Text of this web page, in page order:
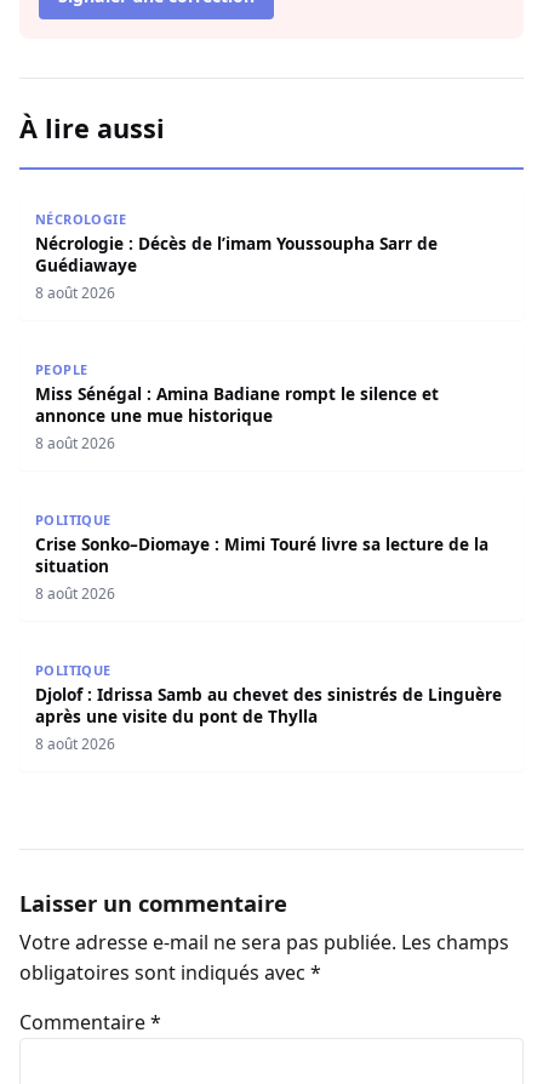
À lire aussi
NÉCROLOGIE
Nécrologie : Décès de l’imam Youssoupha Sarr de
Guédiawaye
8 août 2026
PEOPLE
Miss Sénégal : Amina Badiane rompt le silence et
annonce une mue historique
8 août 2026
POLITIQUE
Crise Sonko–Diomaye : Mimi Touré livre sa lecture de la
situation
8 août 2026
POLITIQUE
Djolof : Idrissa Samb au chevet des sinistrés de Linguère
après une visite du pont de Thylla
8 août 2026
Laisser un commentaire
Votre adresse e-mail ne sera pas publiée. Les champs
obligatoires sont indiqués avec *
Commentaire*